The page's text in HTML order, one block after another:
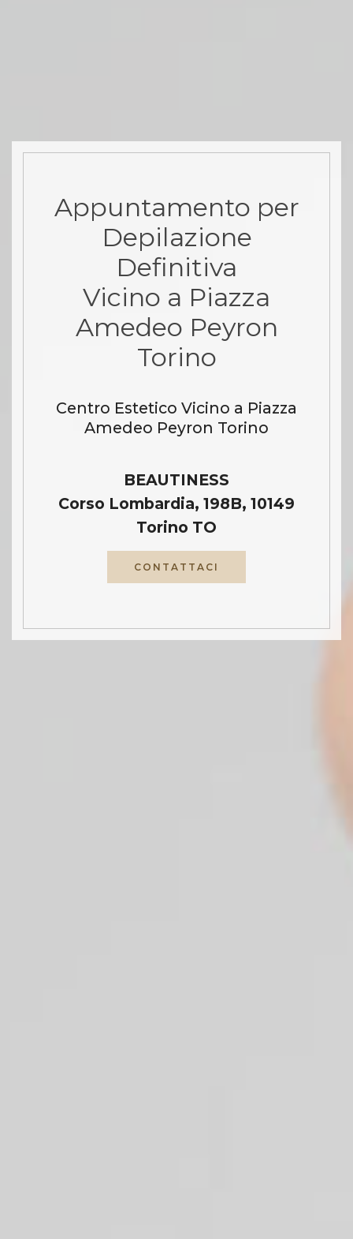
Appuntamento per
Depilazione
Definitiva
Vicino a Piazza
Amedeo Peyron
Torino
Centro Estetico Vicino a Piazza
Amedeo Peyron Torino
BEAUTINESS
Corso Lombardia, 198B, 10149
Torino TO
CONTATTACI